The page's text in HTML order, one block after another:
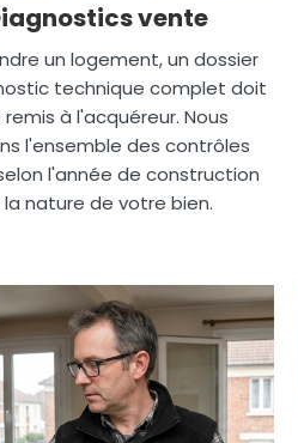
vente
un logement, un dossier
technique complet doit
à l'acquéreur. Nous
l'ensemble des contrôles
l'année de construction
nature de votre bien.